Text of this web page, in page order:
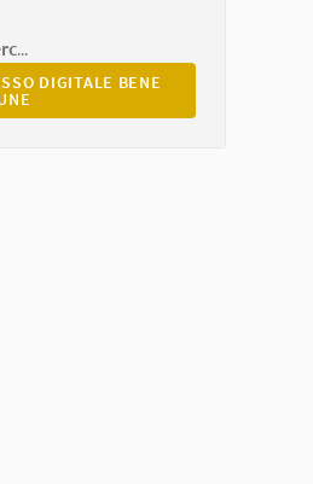
VALNURE VALCHERO
Spoglio e chiusura del percorso
DIGITALE BENE COMUNE
DIGITALE BENE